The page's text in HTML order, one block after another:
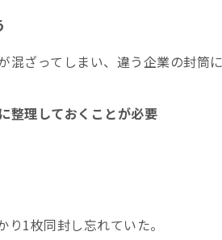
混ざってしまい、違う企業の封筒
整理しておくことが必要
1枚同封し忘れていた。